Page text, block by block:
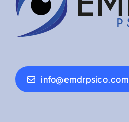
info@emdrpsico.com